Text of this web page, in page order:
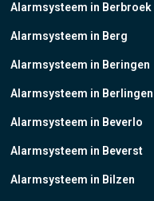
Alarmsysteem in Berbroek
Alarmsysteem in Berg
Alarmsysteem in Beringen
Alarmsysteem in Berlingen
Alarmsysteem in Beverlo
Alarmsysteem in Beverst
Alarmsysteem in Bilzen